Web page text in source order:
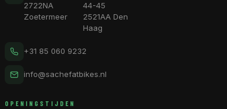
2722NA
Zoetermeer
44-45
2521AA Den
Haag
+31 85 060 9232
info@sachefatbikes.nl
OPENINGSTIJDEN